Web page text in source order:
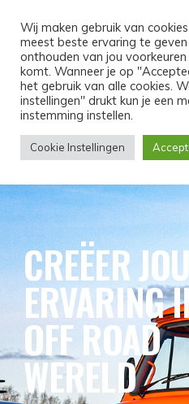
CREËER
ERVARING
OFF ROAD
WERELD
Wij maken gebruik van
meest beste ervaring te
onthouden van jou
komt. Wanneer je op
het gebruik van alle cookies.
instellingen" drukt kun je een
instemming instellen.
Cookie Instellingen